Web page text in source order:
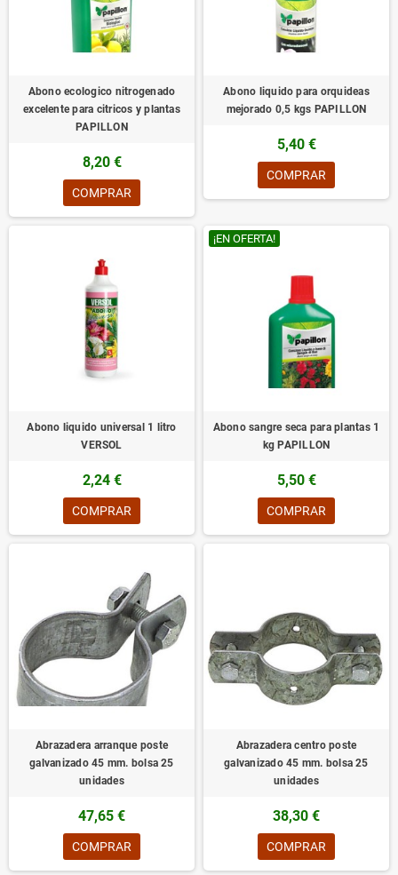
Abono ecologico nitrogenado
excelente para citricos y plantas
PAPILLON
8,20 €
COMPRAR
Abono liquido para orquideas
mejorado 0,5 kgs PAPILLON
5,40 €
COMPRAR
Abono liquido universal 1 litro
VERSOL
2,24 €
COMPRAR
¡EN OFERTA!
Abono sangre seca para plantas 1
kg PAPILLON
5,50 €
COMPRAR
Abrazadera arranque poste
galvanizado 45 mm. bolsa 25
unidades
47,65 €
COMPRAR
Abrazadera centro poste
galvanizado 45 mm. bolsa 25
unidades
38,30 €
COMPRAR